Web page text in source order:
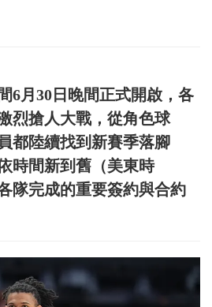
6月30日晚間正式開啟，各
烈搶人大戰，從角色球
都陸續找到新賽季落腳
時間新到舊（美東時
隊完成的重要簽約與合約